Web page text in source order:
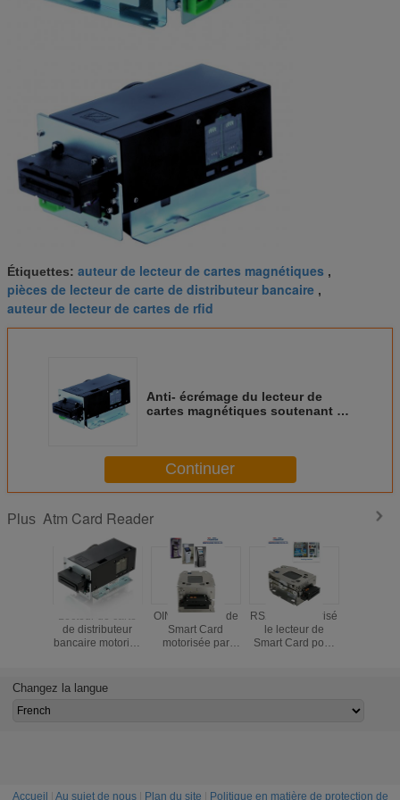
Étiquettes: auteur de lecteur de cartes magnétiques ,
pièces de lecteur de carte de distributeur bancaire ,
auteur de lecteur de cartes de rfid
Anti- écrémage du lecteur de
cartes magnétiques soutenant la
Continuer
Plus Atm Card Reader
Lecteur de carte
de distributeur
bancaire motorisé
OIN de lecteur de
Smart Card
motorisée par
RS232 a motorisé
le lecteur de
Smart Card pour
Changez la langue
Accueil Au sujet de nous| Plan du site Politique en matière de protection de